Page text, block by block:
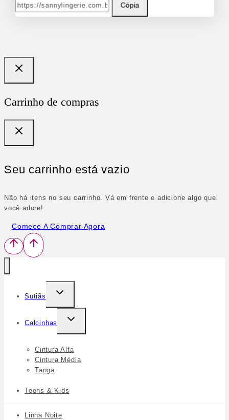
Cópia
Carrinho de compras
Seu carrinho está vazio
Não há itens no seu carrinho. Vá em frente e adicione algo que
você adore!
Comece A Comprar Agora
Sutiãs
Calcinhas
Cintura Alta
Cintura Média
Tanga
Teens & Kids
Linha Noite